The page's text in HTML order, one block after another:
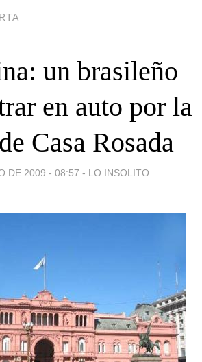
un brasileño
en auto por la
Casa Rosada
DE 2009 - 08:57 - LO INSOLITO